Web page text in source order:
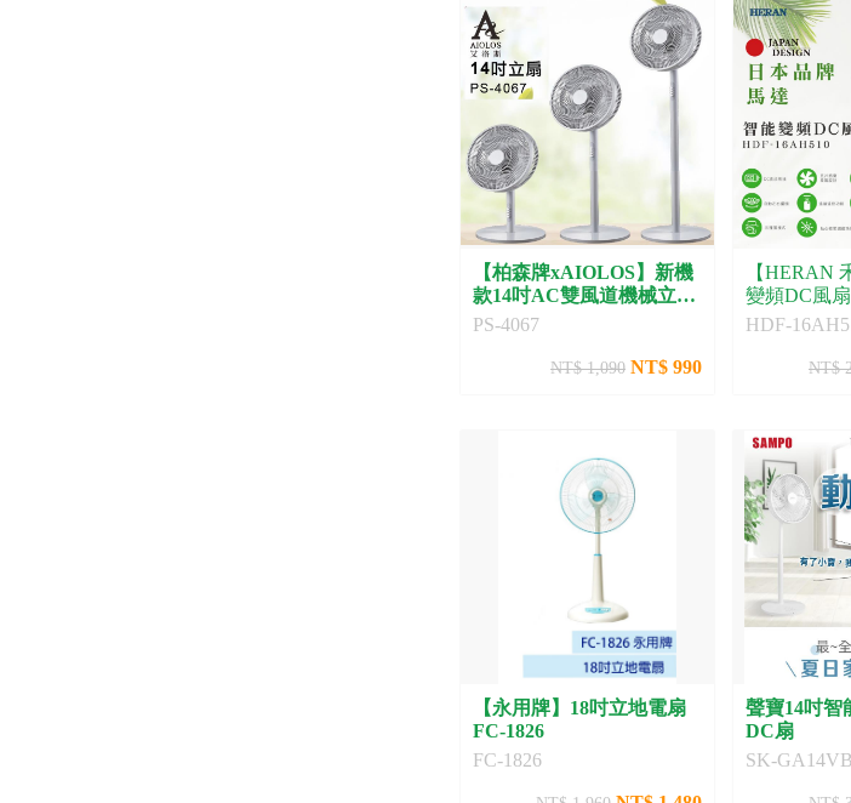
【柏森牌xAIOLOS】新機
款14吋AC雙風道機械立扇
PS-4067
PS-4067
NT$ 1,090 NT$ 990
【HERAN
變頻DC風
16AH510
HDF-
NT$
【永用牌】18吋立地電扇
FC-1826
FC-1826
聲寶14吋智
DC扇
SK-